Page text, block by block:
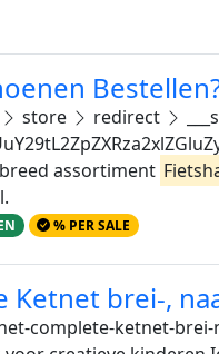
store redirect
assortiment
% PER SALE
Ketnet brei-,
complete-ketnet-